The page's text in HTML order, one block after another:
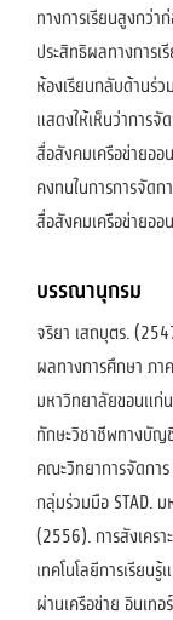
ทางการเรียนสูงกว่
ประสิทธิผลทางการเ
ห้องเรียนกลับด้านร่
แสดงให้เห็นว่าการจั
สื่อสังคมเครือข่ายออ
คงทนในการการจัดก
สื่อสังคมเครือข่ายออ
บรรณานุกรม
จริยา เสถบุตร.
ผลทางการศึกษา ภา
มหาวิทยาลัยขอนแก่
ทักษะวิชาชีพทางบั
คณะวิทยาการจัดกา
กลุ่มร่วมมือ STAD.
(2556). การสังเคร
เทคโนโลยีการเรียน
ผ่านเครือข่าย อินเท